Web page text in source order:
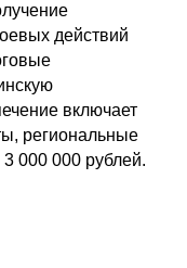
действий
включает
региональные
000 000 рублей.